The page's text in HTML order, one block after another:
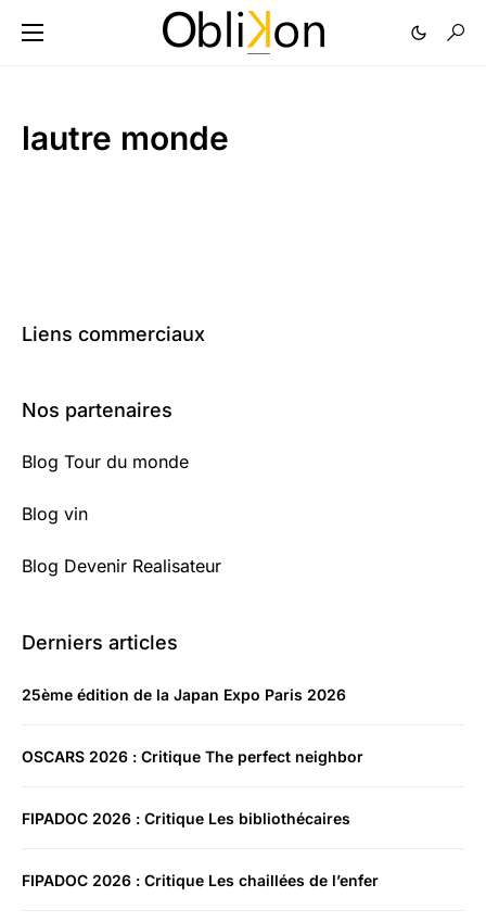
lautre monde
Liens commerciaux
Nos partenaires
Blog Tour du monde
Blog vin
Blog Devenir Realisateur
Derniers articles
25ème édition de la Japan Expo Paris 2026
OSCARS 2026 : Critique The perfect neighbor
FIPADOC 2026 : Critique Les bibliothécaires
FIPADOC 2026 : Critique Les chaillées de l’enfer